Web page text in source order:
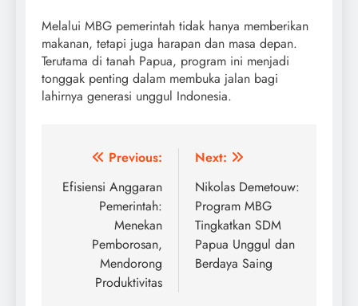
Melalui MBG pemerintah tidak hanya memberikan
makanan, tetapi juga harapan dan masa depan.
Terutama di tanah Papua, program ini menjadi
tonggak penting dalam membuka jalan bagi
lahirnya generasi unggul Indonesia.
Post
navigation
Previous:
Efisiensi Anggaran
Pemerintah:
Menekan
Pemborosan,
Mendorong
Produktivitas
Next:
Nikolas Demetouw:
Program MBG
Tingkatkan SDM
Papua Unggul dan
Berdaya Saing